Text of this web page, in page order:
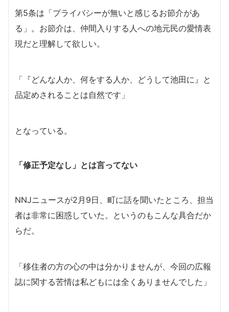
第5条は「プライバシーが無いと感じるお節介があ
る」。お節介は、仲間入りする人への地元民の愛情表
現だと理解して欲しい。
「『どんな人か、何をする人か、どうして池田に』と
品定めされることは自然です」
となっている。
「修正予定なし」とは言ってない
NNJニュースが2月9日、町に話を聞いたところ、担当
者は非常に困惑していた。というのもこんな具合だか
らだ。
「移住者の方の心の中は分かりませんが、今回の広報
誌に関する苦情は私どもには全くありませんでした」